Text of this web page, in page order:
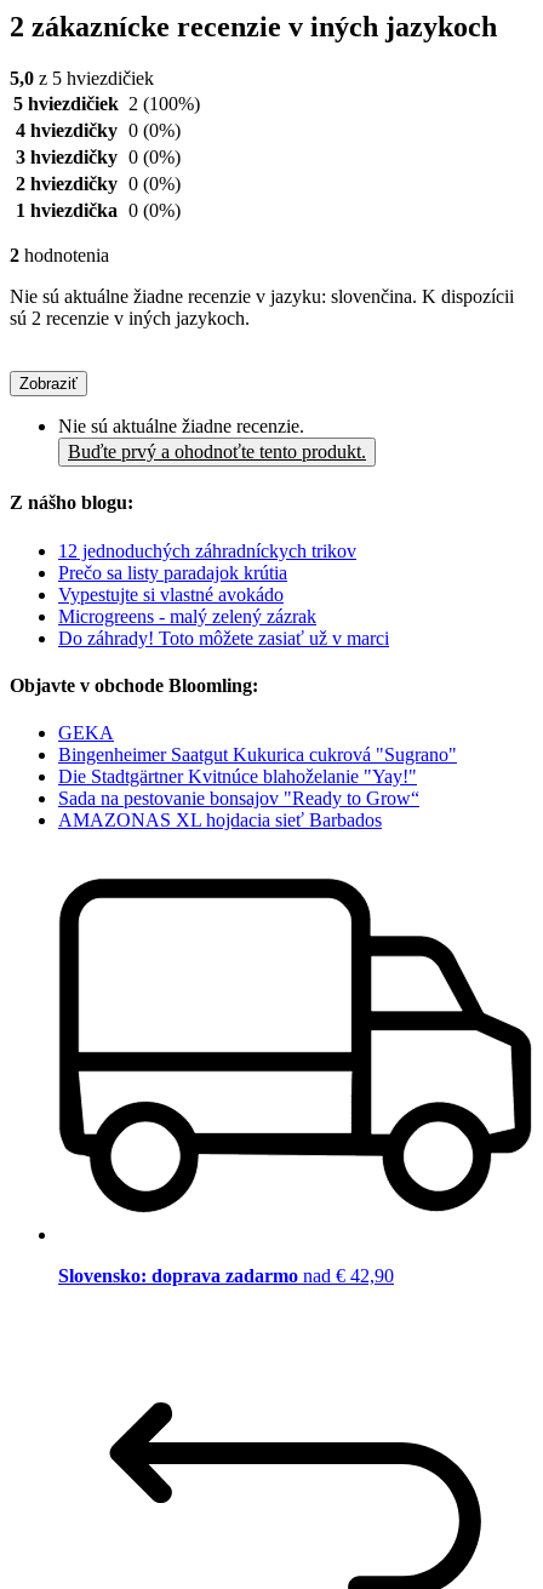
2 zákaznícke recenzie v iných jazykoch
5,0 z 5 hviezdičiek
5 hviezdičiek 2 (100%)
4 hviezdičky 0 (0%)
3 hviezdičky 0 (0%)
2 hviezdičky 0 (0%)
1 hviezdička 0 (0%)
2 hodnotenia
Nie sú aktuálne žiadne recenzie v jazyku: slovenčina. K dispozícii
sú 2 recenzie v iných jazykoch.
Zobraziť
Nie sú aktuálne žiadne recenzie.
Buďte prvý a ohodnoťte tento produkt.
Z nášho blogu:
12 jednoduchých záhradníckych trikov
Prečo sa listy paradajok krútia
Vypestujte si vlastné avokádo
Microgreens - malý zelený zázrak
Do záhrady! Toto môžete zasiať už v marci
Objavte v obchode Bloomling:
GEKA
Bingenheimer Saatgut Kukurica cukrová "Sugrano"
Die Stadtgärtner Kvitnúce blahoželanie "Yay!"
Sada na pestovanie bonsajov "Ready to Grow“
AMAZONAS XL hojdacia sieť Barbados
Slovensko: doprava zadarmo nad € 42,90